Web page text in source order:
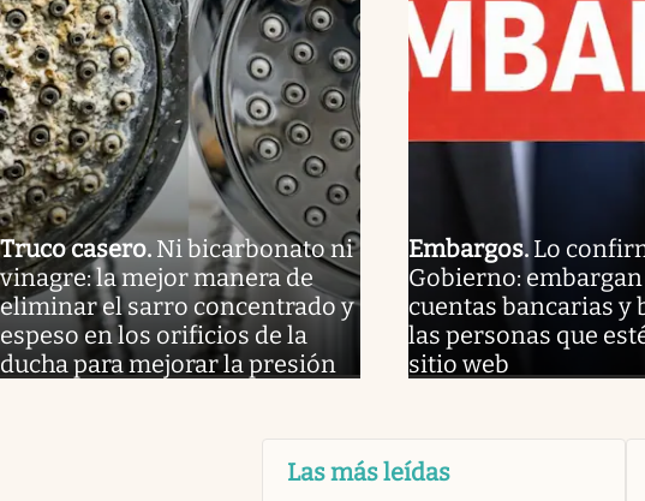
Truco casero. Ni bicarbonato ni
vinagre: la mejor manera de
eliminar el sarro concentrado y
espeso en los orificios de la
ducha para mejorar la presión
Embargos. Lo
Gobierno:
cuentas bancarias y
las personas que
sitio web
Las más leídas